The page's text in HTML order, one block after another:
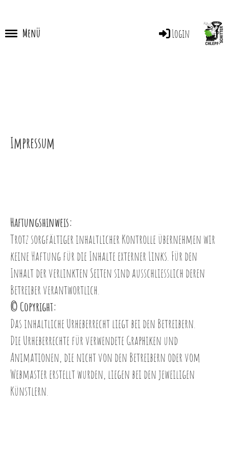
Menü Login
Impressum
Haftungshinweis:
Trotz sorgfältiger inhaltlicher Kontrolle übernehmen wir
keine Haftung für die Inhalte externer Links. Für den
Inhalt der verlinkten Seiten sind ausschliesslich deren
Betreiber verantwortlich.
© Copyright:
Das inhaltliche Urheberrecht liegt bei den Betreibern.
Die Urheberrechte für verwendete Graphiken und
Animationen, die nicht von den Betreibern oder vom
Webmaster erstellt wurden, liegen bei den jeweiligen
Künstlern.